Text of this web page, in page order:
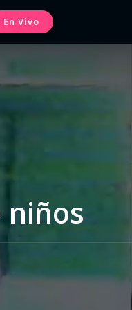
En Vivo